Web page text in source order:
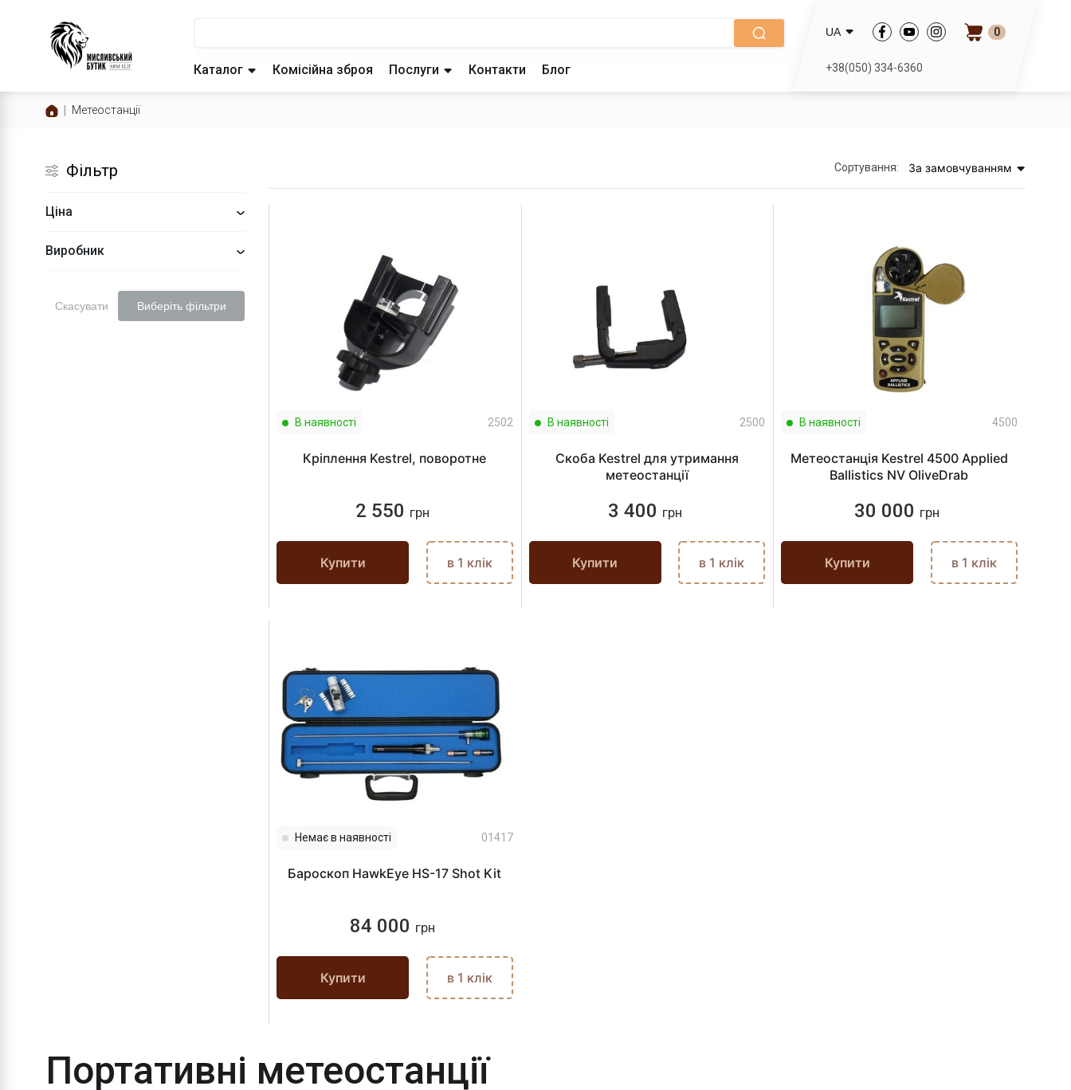
Каталог Комісійна зброя Послуги Контакти Блог
UA 0
+38(050) 334-6360
Метеостанції
Фільтр
Ціна
Виробник
Скасувати Виберіть фільтри
Сортування: За замовчуванням
В наявності 2502
Кріплення Kestrel, поворотне
2 550 грн
Купити в 1 клік
В наявності 2500
Скоба Kestrel для утримання
метеостанції
3 400 грн
Купити в 1 клік
В наявності 4500
Метеостанція Kestrel 4500 Applied
Ballistics NV OliveDrab
30 000 грн
Купити в 1 клік
Немає в наявності 01417
Бароскоп HawkEye HS-17 Shot Kit
84 000 грн
Купити в 1 клік
Портативні метеостанції